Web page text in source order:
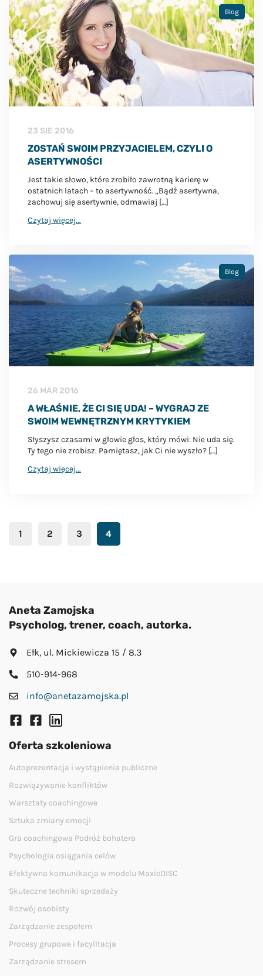
Blog
23 SIE 2016
ZOSTAŃ SWOIM PRZYJACIELEM, CZYLI O
ASERTYWNOŚCI
Jest takie słowo, które zrobiło zawrotną karierę w
ostatnich latach – to asertywność. „Bądź asertywna,
zachowuj się asertywnie, odmawiaj […]
Czytaj więcej...
Blog
26 MAR 2016
A WŁAŚNIE, ŻE CI SIĘ UDA! – WYGRAJ ZE
SWOIM WEWNĘTRZNYM KRYTYKIEM
Słyszysz czasami w głowie głos, który mówi: Nie uda się.
Ty tego nie zrobisz. Pamiętasz, jak Ci nie wyszło? […]
Czytaj więcej...
1 2 3 4
Aneta Zamojska
Psycholog, trener, coach, autorka.
Ełk, ul. Mickiewicza 15 / 8.3
510-914-968
info@anetazamojska.pl
Oferta szkoleniowa
Autoprezentacja i wystąpienia publiczne
Rozwiązywanie konfliktów
Warsztaty coachingowe
Sztuka zmiany emocji
Gra coachingowa Podróż bohatera
Psychologia osiągania celów
Efektywna komunikacja w modelu MaxieDISC
Skuteczne techniki sprzedaży
Rozwój osobisty
Zarządzanie zespołem
Procesy grupowe i facylitacja
Zarządzanie stresem